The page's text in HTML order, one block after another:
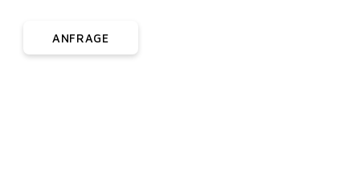
ANFRAGE